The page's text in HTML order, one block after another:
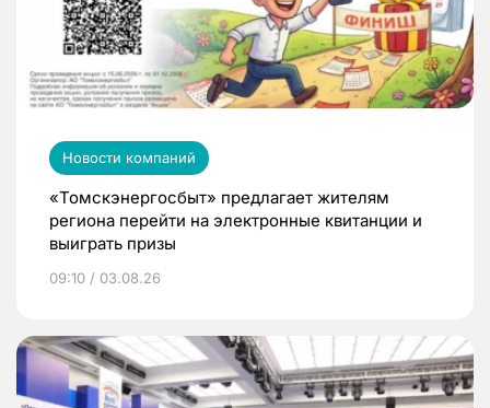
Новости компаний
«Томскэнергосбыт» предлагает жителям
региона перейти на электронные квитанции и
выиграть призы
09:10 / 03.08.26